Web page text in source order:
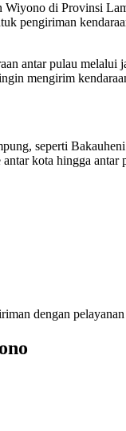
di Provinsi
pengiriman
antar pulau
mengirim
seperti
kota hingga
dengan